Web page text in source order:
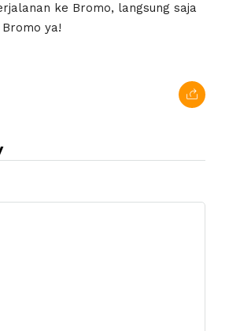
ke Bromo, langsung saja
Bromo ya!